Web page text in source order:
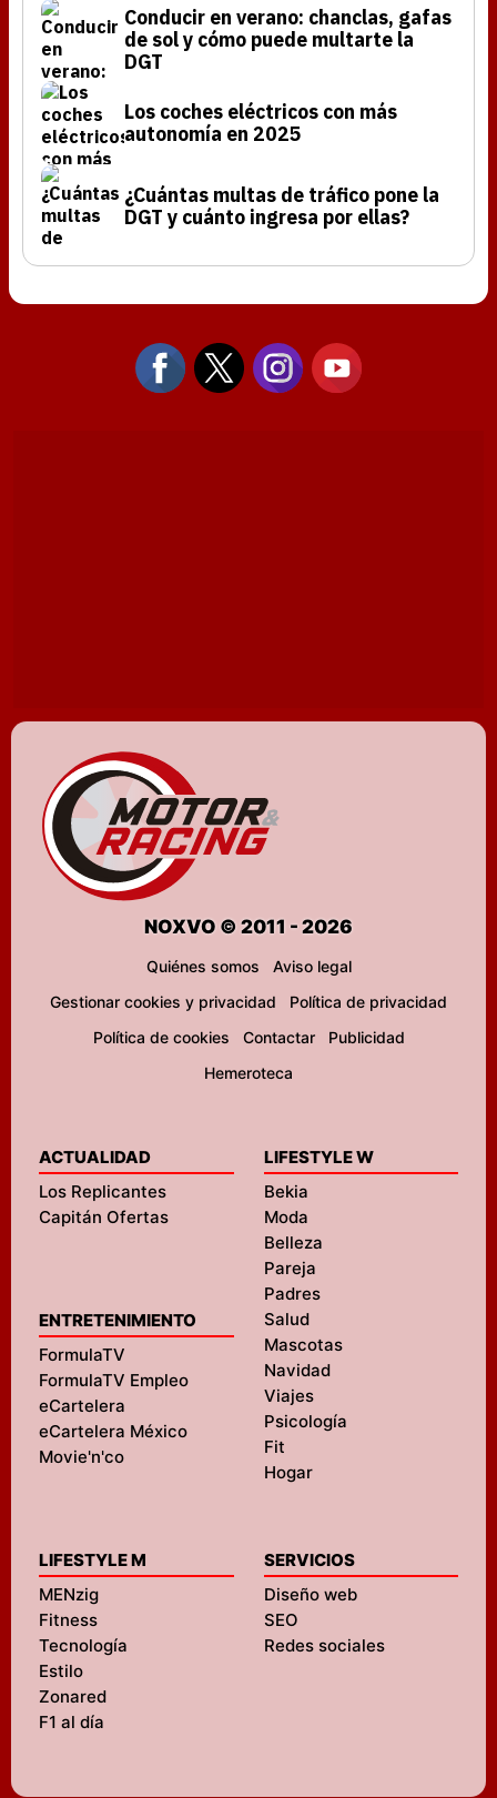
Conducir en verano: chanclas, gafas
de sol y cómo puede multarte la
DGT
Los coches eléctricos con más
autonomía en 2025
¿Cuántas multas de tráfico pone la
DGT y cuánto ingresa por ellas?
NOXVO © 2011 - 2026
Quiénes somos
Aviso legal
Gestionar cookies y privacidad
Política de privacidad
Política de cookies
Contactar
Publicidad
Hemeroteca
ACTUALIDAD
Los Replicantes
Capitán Ofertas
ENTRETENIMIENTO
FormulaTV
FormulaTV Empleo
eCartelera
eCartelera México
Movie'n'co
LIFESTYLE W
Bekia
Moda
Belleza
Pareja
Padres
Salud
Mascotas
Navidad
Viajes
Psicología
Fit
Hogar
LIFESTYLE M
MENzig
Fitness
Tecnología
Estilo
Zonared
F1 al día
SERVICIOS
Diseño web
SEO
Redes sociales